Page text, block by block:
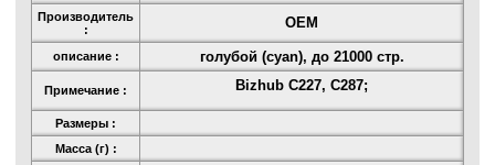
Производитель
:
OEM
описание : голубой (cyan), до 21000 стр.
Примечание : Bizhub C227, C287;
Размеры :
Масса (г) :